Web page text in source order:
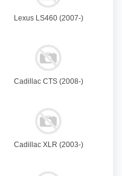
Lexus LS460 (2007-)
Cadillac CTS (2008-)
Cadillac XLR (2003-)